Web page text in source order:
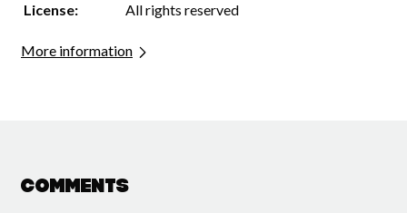
License:
All rights reserved
More information
Comments